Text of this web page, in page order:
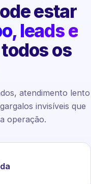
estar
leads e
os
atendimento lento
invisíveis que
operação.